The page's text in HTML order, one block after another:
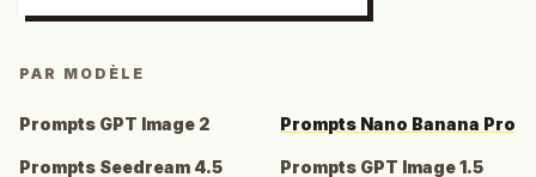
PAR MODÈLE
Prompts GPT Image 2 Prompts Nano Banana Pro
Prompts Seedream 4.5 Prompts GPT Image 1.5